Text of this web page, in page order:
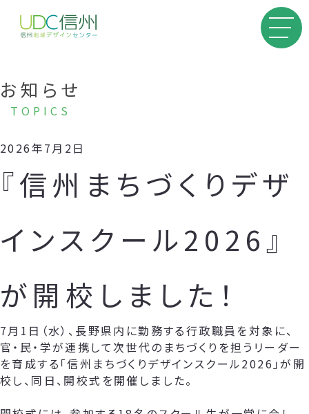
お知らせ
TOPICS
2026年7月2日
『信州まちづくりデザ
インスクール2026』
が開校しました！
7月1日（水）、長野県内に勤務する行政職員を対象に、
官・民・学が連携して次世代のまちづくりを担うリーダー
を育成する「信州まちづくりデザインスクール2026」が開
校し、同日、開校式を開催しました。